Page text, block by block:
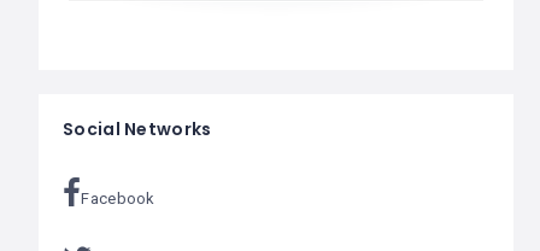
Social Networks
Facebook